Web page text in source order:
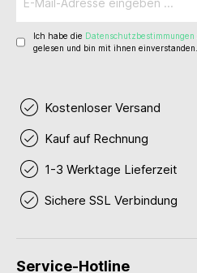
Ich habe die Datenschutzbestimmungen
gelesen und bin mit ihnen einverstanden.
Kostenloser Versand
Kauf auf Rechnung
1-3 Werktage Lieferzeit
Sichere SSL Verbindung
Service-Hotline